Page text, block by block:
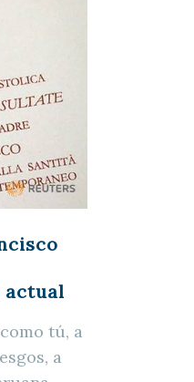
actual
tú, a
a